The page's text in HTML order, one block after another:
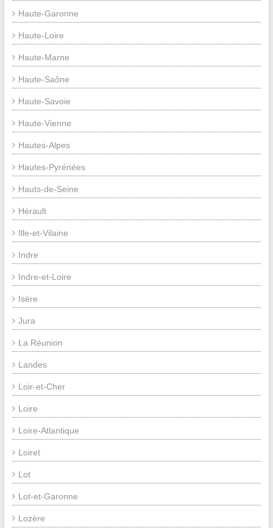
Haute-Garonne
Haute-Loire
Haute-Marne
Haute-Saône
Haute-Savoie
Haute-Vienne
Hautes-Alpes
Hautes-Pyrénées
Hauts-de-Seine
Hérault
Ille-et-Vilaine
Indre
Indre-et-Loire
Isère
Jura
La Réunion
Landes
Loir-et-Cher
Loire
Loire-Atlantique
Loiret
Lot
Lot-et-Garonne
Lozère